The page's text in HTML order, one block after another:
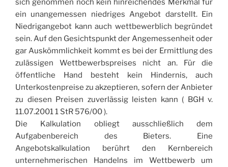
sich genommen noch kein hinreichendes Merkmal für
ein unangemessen niedriges Angebot darstellt. Ein
Niedrigangebot kann auch wettbewerblich begründet
sein. Auf den Gesichtspunkt der Angemessenheit oder
gar Auskömmlichkeit kommt es bei der Ermittlung des
zulässigen Wettbewerbspreises nicht an. Für die
öffentliche Hand besteht kein Hindernis, auch
Unterkostenpreise zu akzeptieren, sofern der Anbieter
zu diesen Preisen zuverlässig leisten kann ( BGH v.
11.07.2001 1 StR 576/00 ).
Die Kalkulation obliegt ausschließlich dem
Aufgabenbereich des Bieters. Eine
Angebotskalkulation berührt den Kernbereich
unternehmerischen Handelns im Wettbewerb um